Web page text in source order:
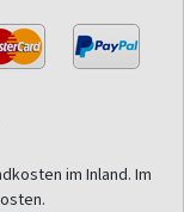
im Inland. Im